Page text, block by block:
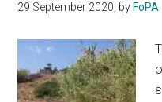
29 September 2020, by FoPA